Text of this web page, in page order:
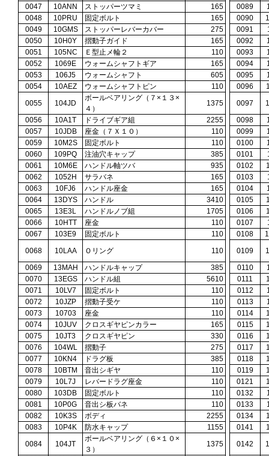
0047
10ANN ストッパーツマミ 165 0089
0048
10PRU 固定ボルト 165 0090
0049
10GMS ストッパーレバーカバー 275 0091
0050
10H0Y 摺動子ガイド 165 0092
0051
105NC Ｅ型止メ輪２ 110 0093
0052
1069E ウォームシャフトギア 165 0094
0053
106J5 ウォームシャフト 605 0095
0054
10AEZ ウォームシャフトピン 110 0096
0055
104JD
ボールベアリング（７×１３×
４）
1375 0097
0056
10A1T ドライブギア組 2255 0098
0057
10JDB 座金（７Ｘ１０） 110 0099
0059
10M2S 固定ボルト 110 0100
0060
109PQ 注油穴キャップ 385 0101
0061
10M6E ハンドル軸ツバ 935 0102
0062
1052H サラバネ 165 0103
0063
10FJ6 ハンドル座金 165 0104
0064
13DYS ハンドル 3410 0105
0065
13E3L ハンドルノブ組 1705 0106
0066
10HTT 座金 110 0107
0067
103E9 固定ボルト 110 0108
0068
10LAA Ｏリング 110 0109
0069
13MAH ハンドルキャップ 385 0110
0070
13EGS ハンドル組 5610 0111
0071
10LV7 固定ボルト 110 0112
0072
10JZP 摺動子受ケ 110 0113
0073
10703 座金 110 0114
0074
10JUV クロスギヤピンカラー 165 0115
0075
10JT3 クロスギヤピン 330 0116
0076
104WL 摺動子 275 0117
0077
10KN4 ドラグ板 385 0118
0078
10BTM 音出シギヤ 110 0119
0079
10L7J レバードラグ座金 110 0121
0080
103DB 固定ボルト 110 0132
0081
10P0G 音出シ板バネ 110 0133
0082
10K3S ボディ 2255 0134
0083
10P4K 防水キャップ 1155 0141
0084
104JT
ボールベアリング（６×１０×
３）
1375 0142